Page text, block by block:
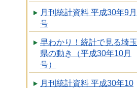
月刊統計資料 平成30年9月
号
早わかり！統計で見る埼玉
県の動き（平成30年10月
号）
月刊統計資料 平成30年10